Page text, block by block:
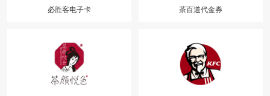
必胜客电子卡 茶百道代金券